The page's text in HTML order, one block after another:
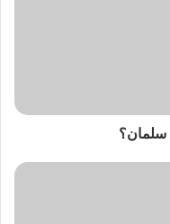
سلمان؟